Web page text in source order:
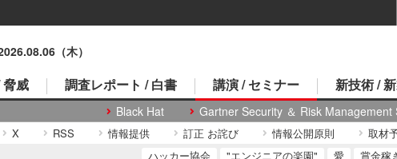
（木）
脅威 調査レポート / 白書 講演 / セミナー
Black Hat Gartner Security ＆ Risk Management
新技術 /
X RSS 情報提供 訂正 お詫び 情報公開原則 取材
ハッカー協会 "エンジニアの楽園" 愛 賞金稼